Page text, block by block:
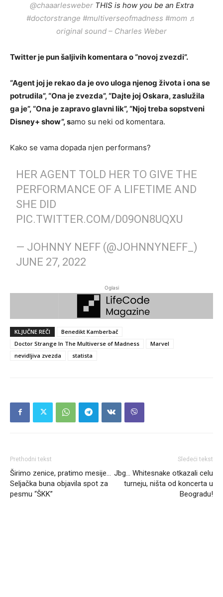
@chaaarlesweberTHIS is how you be an Extra
#doctorstrange #multiverseofmadness #mom ♬
original sound – Charles Weber
Twitter je pun šaljivih komentara o “novoj zvezdi”.
“Agent joj je rekao da je ovo uloga njenog života i ona se
potrudila”, “Ona je zvezda”, “Dajte joj Oskara, zaslužila
ga je”, “Ona je zapravo glavni lik”, “Njoj treba sopstveni
Disney+ show”, samo su neki od komentara.
Kako se vama dopada njen performans?
HER AGENT TOLD HER TO GIVE THE
PERFORMANCE OF A LIFETIME AND
SHE DID
PIC.TWITTER.COM/D09ON8UQXU
— JOHNNY NEFF (@JOHNNYNEFF_)
JUNE 27, 2022
Oglasi
KLJUČNE REČI
Benedikt Kamberbač
Doctor Strange In The Multiverse of Madness
Marvel
nevidljiva zvezda
statista
Prethodni tekst
Širimo zenice, pratimo mesije…
Seljačka buna objavila spot za
pesmu “ŠKK”
Sledeći tekst
Jbg… Whitesnake otkazali celu
turneju, ništa od koncerta u
Beogradu!